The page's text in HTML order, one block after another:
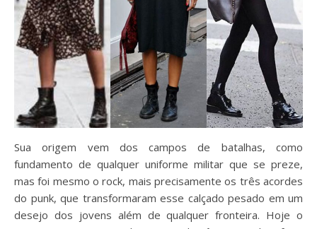
Sua origem vem dos campos de batalhas, como
fundamento de qualquer uniforme militar que se preze,
mas foi mesmo o rock, mais precisamente os três acordes
do punk, que transformaram esse calçado pesado em um
desejo dos jovens além de qualquer fronteira. Hoje o